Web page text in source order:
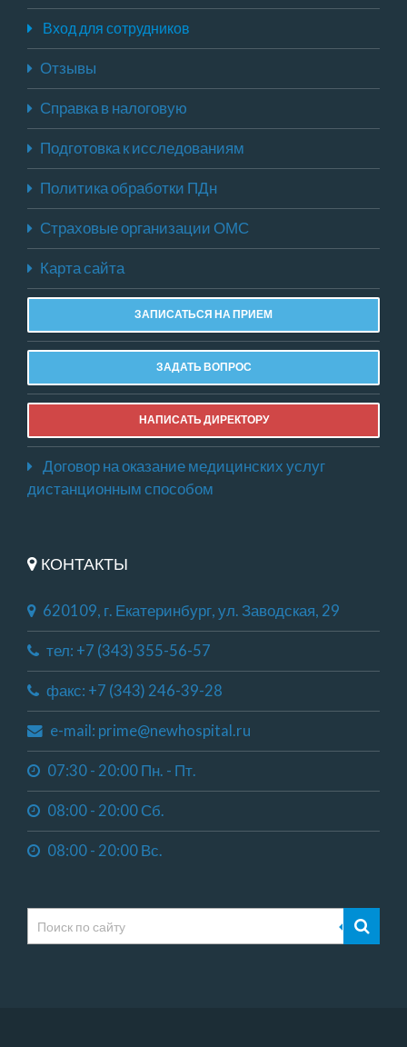
Вход для сотрудников
Отзывы
Справка в налоговую
Подготовка к исследованиям
Политика обработки ПДн
Страховые организации ОМС
Карта сайта
ЗАПИСАТЬСЯ НА ПРИЕМ
ЗАДАТЬ ВОПРОС
НАПИСАТЬ ДИРЕКТОРУ
Договор на оказание медицинских услуг
дистанционным способом
КОНТАКТЫ
620109, г. Екатеринбург, ул. Заводская, 29
тел: +7 (343) 355-56-57
факс: +7 (343) 246-39-28
e-mail: prime@newhospital.ru
07:30 - 20:00 Пн. - Пт.
08:00 - 20:00 Сб.
08:00 - 20:00 Вс.